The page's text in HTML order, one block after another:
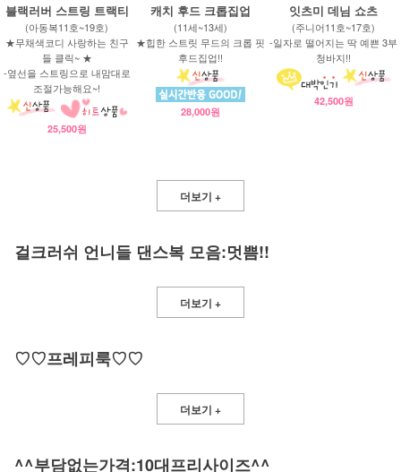
블랙러버 스트링 트랙티
(아동복11호~19호)
★무채색코디 사랑하는 친구
들 클릭~ ★
-옆선을 스트링으로 내맘대로
조절가능해요~!
25,500원
캐치 후드 크롭집업
(11세~13세)
★힙한 스트릿 무드의 크롭 핏
후드집업!!
28,000원
잇츠미 데님 쇼츠
(주니어11호~17호)
-일자로 떨어지는 딱 예쁜 3부
청바지!!
42,500원
더보기 +
걸크러쉬 언니들 댄스복 모음:멋쁨!!
더보기 +
♡♡프레피룩♡♡
더보기 +
^^부담없는가격:10대프리사이즈^^